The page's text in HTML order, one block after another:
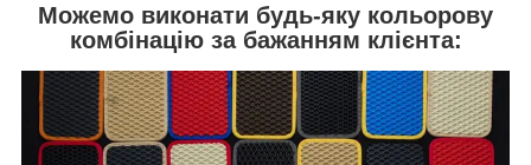
Можемо виконати будь-яку кольорову
комбінацію за бажанням клієнта: